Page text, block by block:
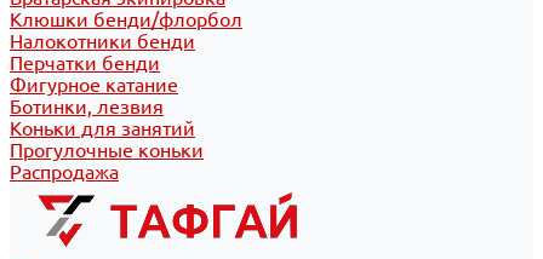
Клюшки бенди/флорбол
Налокотники бенди
Перчатки бенди
Фигурное катание
Ботинки, лезвия
Коньки для занятий
Прогулочные коньки
Распродажа